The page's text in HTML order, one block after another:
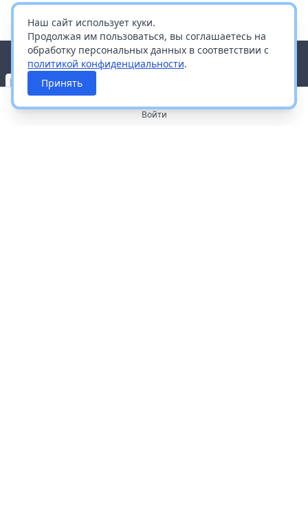
Наш сайт использует куки.
Продолжая им пользоваться, вы соглашаетесь на
обработку персональных данных в соответствии с
политикой конфиденциальности.
Принять
Войти